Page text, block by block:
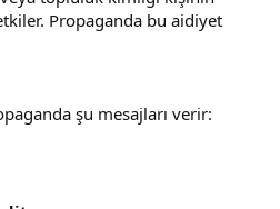
Propaganda bu aidiyet
şu mesajları verir: